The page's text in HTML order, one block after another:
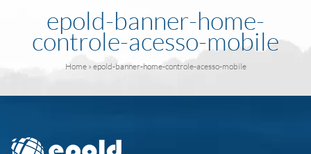
epold-banner-home-
controle-acesso-mobile
Home» epold-banner-home-controle-acesso-mobile